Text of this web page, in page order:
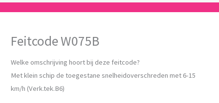
Feitcode W075B
Welke omschrijving hoort bij deze feitcode?
Met klein schip de toegestane snelheidoverschreden met 6-15
km/h (Verk.tek.B6)